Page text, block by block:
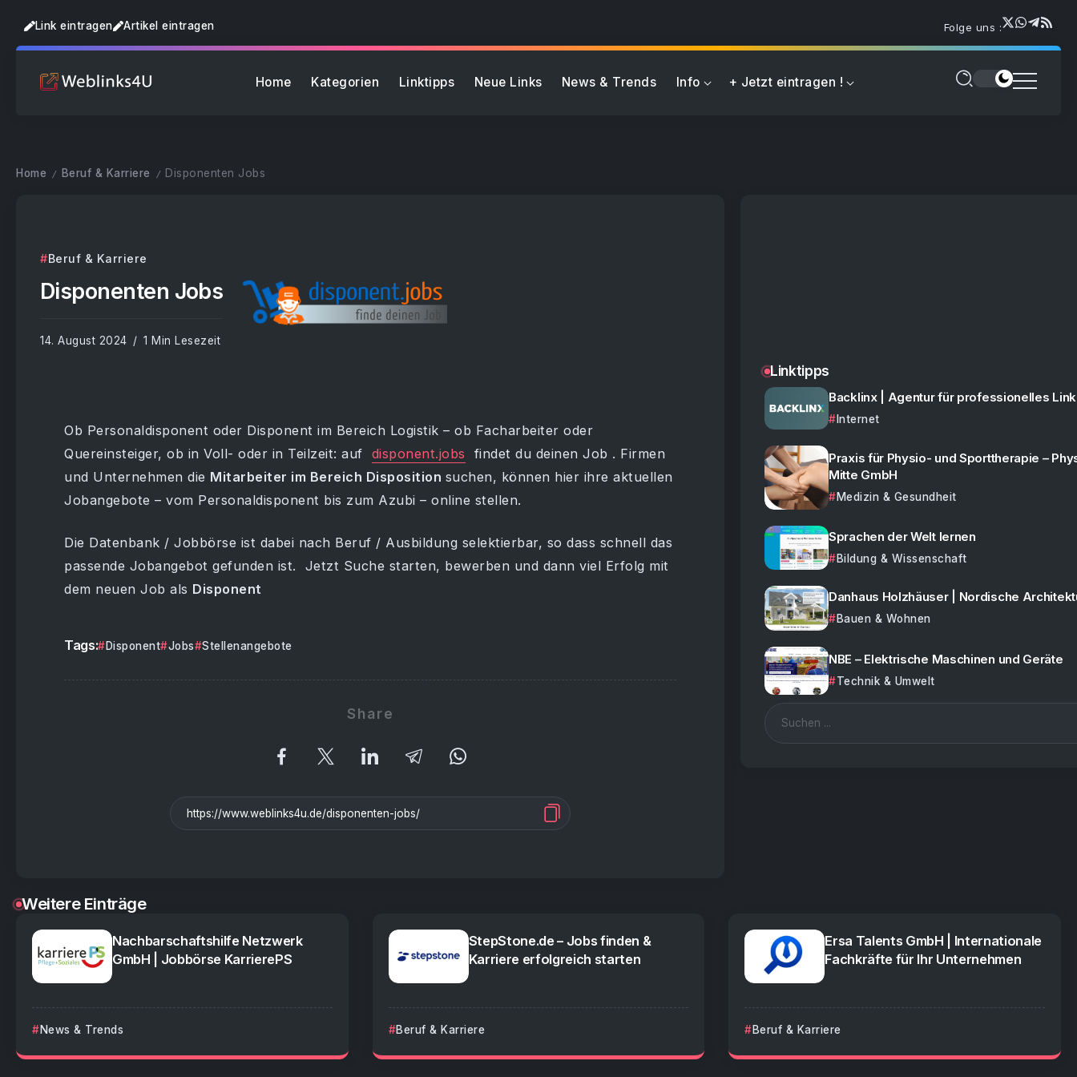
Link eintragen Artikel eintragen Folge uns :
Home Kategorien Linktipps Neue Links News & Trends Info + Jetzt eintragen !
Home / Beruf & Karriere / Disponenten Jobs
Beruf & Karriere
Disponenten Jobs
14. August 2024 1 Min Lesezeit
Ob Personaldisponent oder Disponent im Bereich Logistik – ob Facharbeiter oder
Quereinsteiger, ob in Voll- oder in Teilzeit: auf disponent.jobs findet du deinen Job . Firmen
und Unternehmen die Mitarbeiter im Bereich Disposition suchen, können hier ihre aktuellen
Jobangebote – vom Personaldisponent bis zum Azubi – online stellen.
Die Datenbank / Jobbörse ist dabei nach Beruf / Ausbildung selektierbar, so dass schnell das
passende Jobangebot gefunden ist. Jetzt Suche starten, bewerben und dann viel Erfolg mit
dem neuen Job als Disponent
Tags: Disponent Jobs Stellenangebote
Share
Linktipps
Backlinx | Agentur für professionelles
Internet
Praxis für Physio- und Sporttherapie –
Mitte GmbH
Medizin & Gesundheit
Sprachen der Welt lernen
Bildung & Wissenschaft
Danhaus Holzhäuser | Nordische
Bauen & Wohnen
NBE – Elektrische Maschinen und Geräte
Technik & Umwelt
Weitere Einträge
Nachbarschaftshilfe Netzwerk
GmbH | Jobbörse KarrierePS
News & Trends
StepStone.de – Jobs finden &
Karriere erfolgreich starten
Beruf & Karriere
Ersa Talents GmbH | Internationale
Fachkräfte für Ihr Unternehmen
Beruf & Karriere